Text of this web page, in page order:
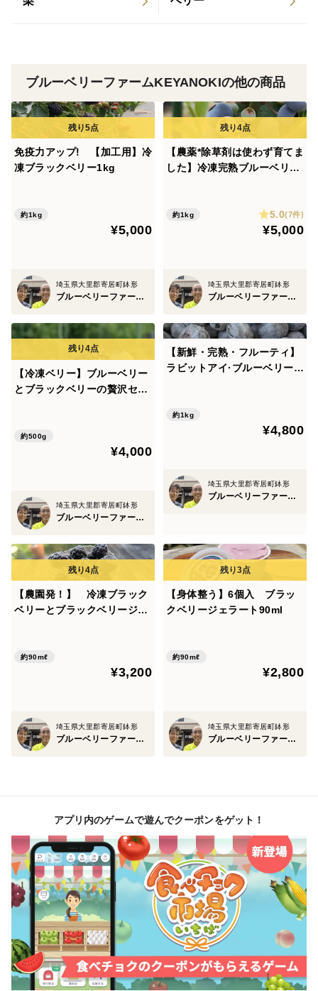
ブルーベリーファームKEYANOKIの他の商品
免疫力アップ! 【加工用】冷
凍ブラックベリー1kg
約1kg
¥5,000
埼玉県大里郡寄居町鉢形
ブルーベリーファームKEYANOKI
【農薬*除草剤は使わず育てま
した】冷凍完熟ブルーベリー
約1kg 5.0(7件)
¥5,000
埼玉県大里郡寄居町鉢形
ブルーベリーファームKEYANOKI
【冷凍ベリー】ブルーベリー
とブラックベリーの贅沢セッ
約500g
¥4,000
埼玉県大里郡寄居町鉢形
ブルーベリーファームKEYANOKI
【新鮮・完熟・フルーティ】
ラビットアイ·ブルーベリー1
約1kg
¥4,800
埼玉県大里郡寄居町鉢形
ブルーベリーファームKEYANOKI
【農園発！】 冷凍ブラック
ベリーとブラックベリージェ
約90mℓ
¥3,200
埼玉県大里郡寄居町鉢形
ブルーベリーファームKEYANOKI
【身体整う】6個入 ブラッ
クベリージェラート90ml
約90mℓ
¥2,800
埼玉県大里郡寄居町鉢形
ブルーベリーファームKEYANOKI
アプリ内のゲームで遊んでクーポンをゲット！